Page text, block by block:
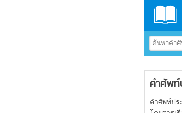
คำศัพท์
คำศัพท์ปร